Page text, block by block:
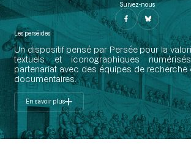
Suivez-nous
Les perséides
Un dispositif pensé par Persée pour la
textuels et iconographiques
partenariat avec des équipes de recherche
documentaires.
En savoir plus